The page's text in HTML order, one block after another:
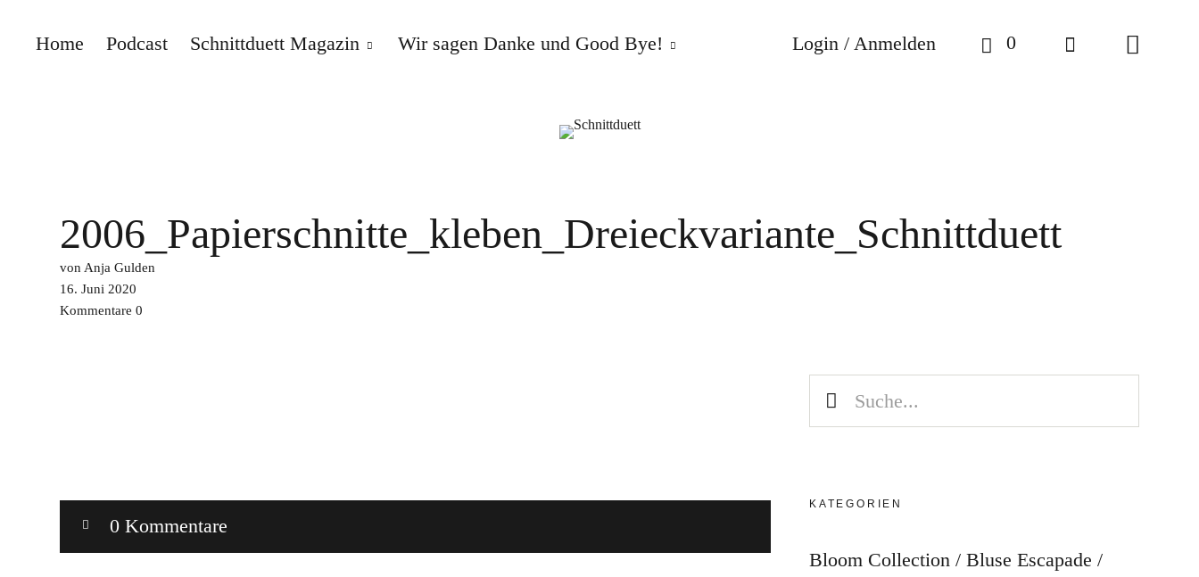
Home Podcast Schnittduett Magazin Wir sagen Danke und Good Bye! Login / Anmelden 0
2006_Papierschnitte_kleben_Dreieckvariante_Schnittduett
von Anja Gulden
16. Juni 2020
Kommentare 0
0 Kommentare
KATEGORIEN
Bloom Collection
Bluse Escapade